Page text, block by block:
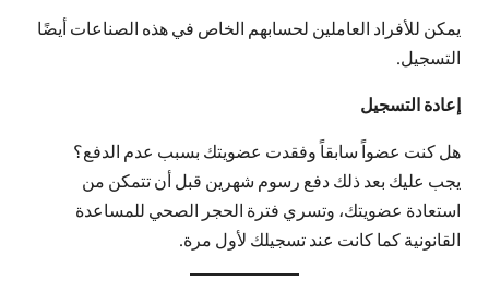
يمكن للأفراد العاملين لحسابهم الخاص في هذه الصناعات أيضًا
التسجيل.
إعادة التسجيل
هل كنت عضواً سابقاً وفقدت عضويتك بسبب عدم الدفع؟
يجب عليك بعد ذلك دفع رسوم شهرين قبل أن تتمكن من
استعادة عضويتك، وتسري فترة الحجر الصحي للمساعدة
القانونية كما كانت عند تسجيلك لأول مرة.